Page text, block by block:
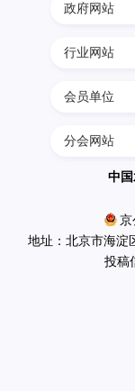
政府网站
行业网站
会员单位
中国葛
国电
天生桥一
国网新
分会网站
中
京
地址：北京市海淀
投稿